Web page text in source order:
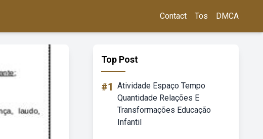
Contact Tos DMCA
Top Post
#1 Atividade Espaço Tempo
Quantidade Relações E
Transformações Educação
Infantil